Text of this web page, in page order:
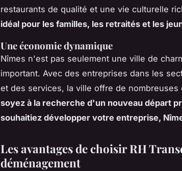
restaurants de qualité et une vie culturelle
idéal pour les familles, les retraités et les
Une économie dynamique
Nîmes n'est pas seulement une ville de
important. Avec des entreprises dans les
et des services, la ville offre de
soyez à la recherche d'un nouveau départ
souhaitiez développer votre entreprise,
Les avantages de choisir RH
déménagement